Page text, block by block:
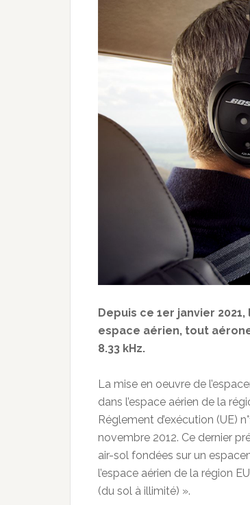
Depuis ce 1er janvier
espace aérien, tout
8.33 kHz.
La mise en oeuvre de
dans l’espace aérien de la
Réglement d’exécution (UE)
novembre 2012. Ce dernier
air-sol fondées sur un
l’espace aérien de la région
(du sol à illimité) ».